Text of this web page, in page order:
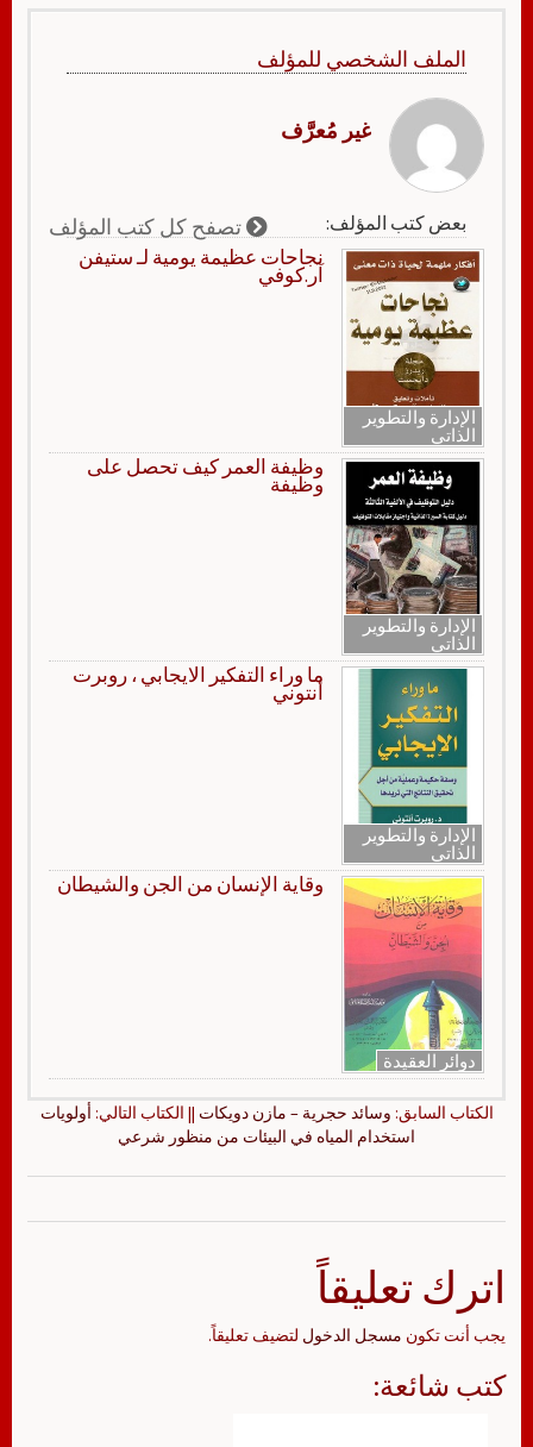
الملف الشخصي للمؤلف
غير مُعرَّف
بعض كتب المؤلف: تصفح كل كتب المؤلف
الإدارة والتطوير
الذاتي
نجاحات عظيمة يومية لـ ستيفن
آر.كوفي
الإدارة والتطوير
الذاتي
وظيفة العمر كيف تحصل على
وظيفة
الإدارة والتطوير
الذاتي
ما وراء التفكير الايجابي ، روبرت
أنتوني
دوائر العقيدة
وقاية الإنسان من الجن والشيطان
الكتاب السابق: وسائد حجرية – مازن دويكات || الكتاب التالي: أولويات
استخدام المياه في البيئات من منظور شرعي
اترك تعليقاً
يجب أنت تكون مسجل الدخول لتضيف تعليقاً.
كتب شائعة: